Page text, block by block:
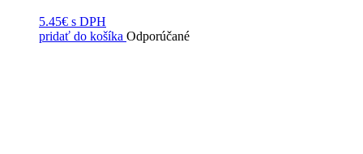
5.45€ s DPH
pridať do košíka Odporúčané